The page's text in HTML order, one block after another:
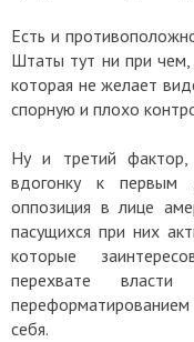
Есть и
Штаты тут ни при
которая не желает
спорную и плохо
Ну и третий фактор,
вдогонку к первым
оппозиция в лице
пасущихся при них
которые
перехвате
себя.